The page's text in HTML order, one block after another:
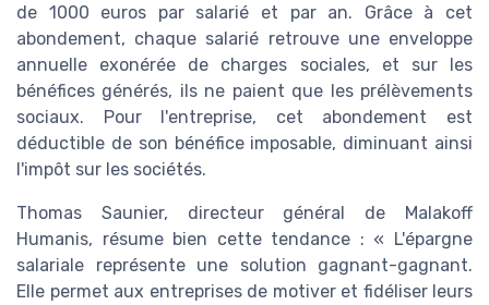
de 1000 euros par salarié et par an. Grâce à cet
abondement, chaque salarié retrouve une enveloppe
annuelle exonérée de charges sociales, et sur les
bénéfices générés, ils ne paient que les prélèvements
sociaux. Pour l'entreprise, cet abondement est
déductible de son bénéfice imposable, diminuant ainsi
l'impôt sur les sociétés.
Thomas Saunier, directeur général de Malakoff
Humanis, résume bien cette tendance : « L'épargne
salariale représente une solution gagnant-gagnant.
Elle permet aux entreprises de motiver et fidéliser leurs